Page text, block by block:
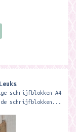
schrijfblokken A4
schrijfblokken...